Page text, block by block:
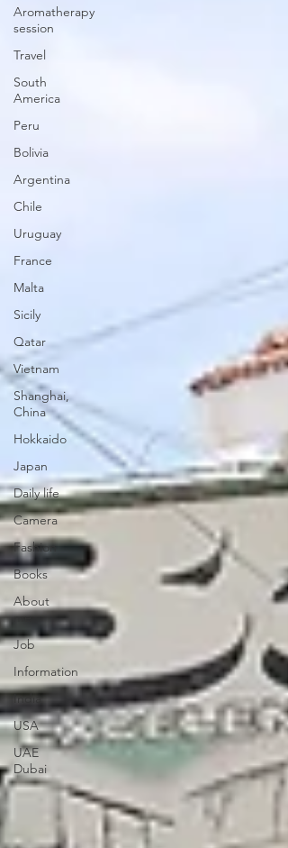
Aromatherapy
session
Travel
South
America
Peru
Bolivia
Argentina
Chile
Uruguay
France
Malta
Sicily
Qatar
Vietnam
Shanghai,
China
Hokkaido
Japan
Daily life
Camera
Fashion
Books
About
me
Job
Information
India
USA
UAE
Dubai